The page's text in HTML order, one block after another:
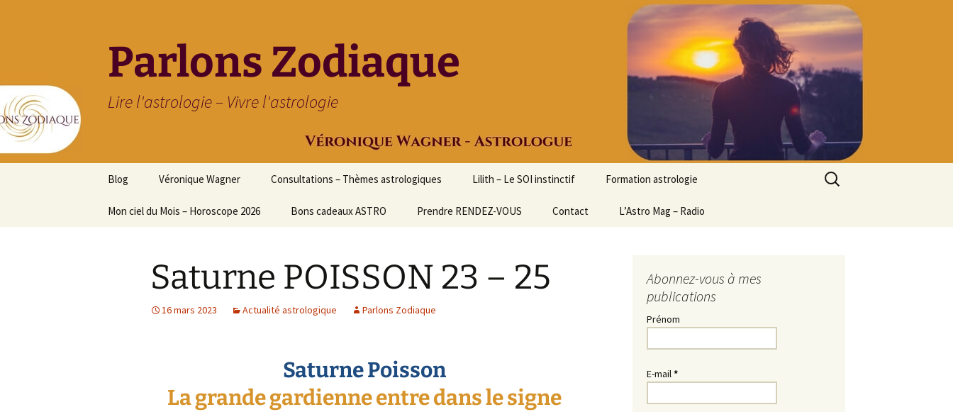
Parlons Zodiaque
Lire l'astrologie – Vivre l'astrologie
contenu
Blog Véronique Wagner Consultations – Thèmes astrologiques Lilith – Le SOI instinctif Formation astrologie
Initiation à l’ASTROLOGIE
Stage découverte
Formation en ligne
Astrologie
Mon ciel du Mois – Horoscope 2026 Bons cadeaux ASTRO Prendre RENDEZ-VOUS Contact L’Astro Mag – Radio
Rechercher :
Saturne POISSON 23 – 25
16 mars 2023 Actualité astrologique Parlons Zodiaque
Saturne Poisson
La grande gardienne entre dans le signe
Abonnez-vous à mes
publications
Prénom
E-mail*